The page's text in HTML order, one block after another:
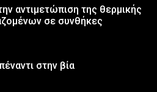
αντιμετώπιση της θερμικής
σε συνθήκες
στην βία